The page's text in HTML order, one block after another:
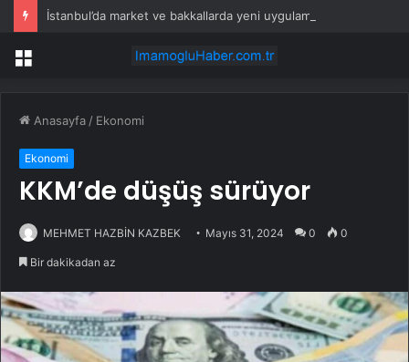
Menü
Anasayfa / Ekonomi
Ekonomi
KKM’de düşüş sürüyor
MEHMET HAZBİN KAZBEK Mayıs 31, 2024 0 0
Bir dakikadan az